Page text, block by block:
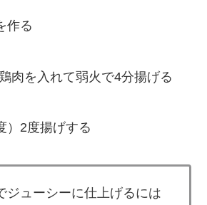
作る
肉を入れて弱火で4分揚げる
）2度揚げする
ジューシーに仕上げるには